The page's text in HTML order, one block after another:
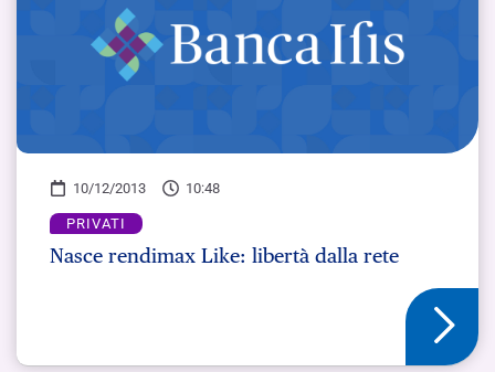
10/12/2013 10:48
PRIVATI
Nasce rendimax Like: libertà dalla rete